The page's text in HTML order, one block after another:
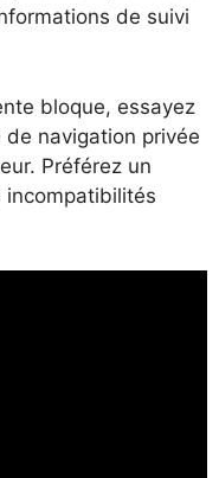
de suivi
bloque, essayez
de navigation privée
Préférez un
incompatibilités